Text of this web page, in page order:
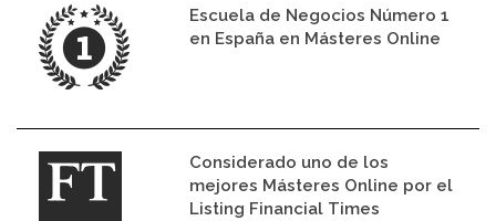
Escuela de Negocios Número 1
en España en Másteres Online
Considerado uno de los
mejores Másteres Online por el
Listing Financial Times